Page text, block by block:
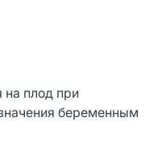
на плод при
беременным